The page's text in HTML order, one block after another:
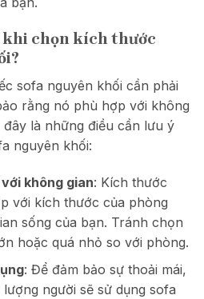
khi chọn kích thước
sofa nguyên khối cần phải
rằng nó phù hợp với không
đây là những điều cần lưu ý
nguyên khối:
không gian: Kích thước
với kích thước của phòng
sống của bạn. Tránh chọn
hoặc quá nhỏ so với phòng.
: Để đảm bảo sự thoải mái,
người sẽ sử dụng sofa